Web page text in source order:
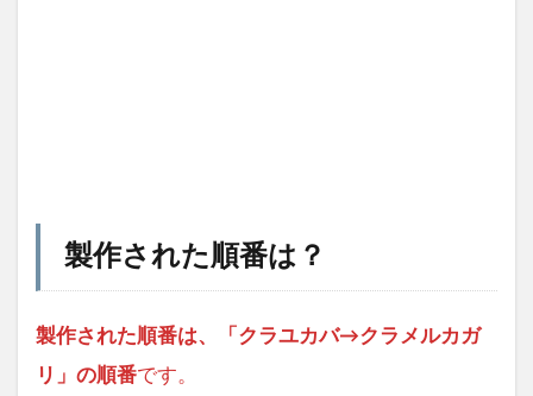
製作された順番は？
製作された順番は、「クラユカバ→クラメルカガ
リ」の順番です。